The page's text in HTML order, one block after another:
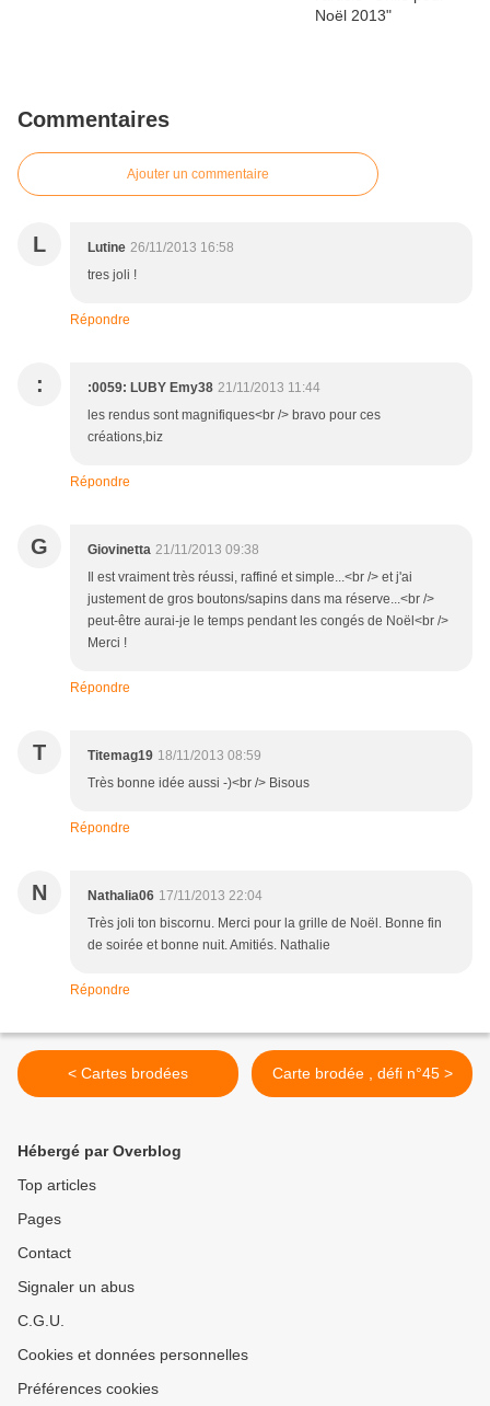
Commentaires
Ajouter un commentaire
L Lutine 26/11/2013 16:58
tres joli !
Répondre
: :0059: LUBY Emy38 21/11/2013 11:44
les rendus sont magnifiques<br /> bravo pour ces
créations,biz
Répondre
G Giovinetta 21/11/2013 09:38
Il est vraiment très réussi, raffiné et simple...<br /> et j'ai
justement de gros boutons/sapins dans ma réserve...<br />
peut-être aurai-je le temps pendant les congés de Noël<br />
Merci !
Répondre
T Titemag19 18/11/2013 08:59
Très bonne idée aussi -)<br /> Bisous
Répondre
N Nathalia06 17/11/2013 22:04
Très joli ton biscornu. Merci pour la grille de Noël. Bonne fin
de soirée et bonne nuit. Amitiés. Nathalie
Répondre
< Cartes brodées Carte brodée , défi n°45 >
Hébergé par Overblog
Top articles
Pages
Contact
Signaler un abus
C.G.U.
Cookies et données personnelles
Préférences cookies